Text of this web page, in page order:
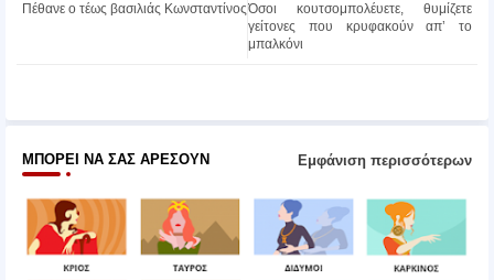
ter atsa
Όσοι κουτσομπολέυετε, θυμίζετε
γείτονες που κρυφακούν απ’ το
μπαλκόνι
Πέθανε ο τέως βασιλιάς Κωνσταντίνος
ΜΠΟΡΕΊ ΝΑ ΣΑΣ ΑΡΈΣΟΥΝ Εμφάνιση περισσότερων